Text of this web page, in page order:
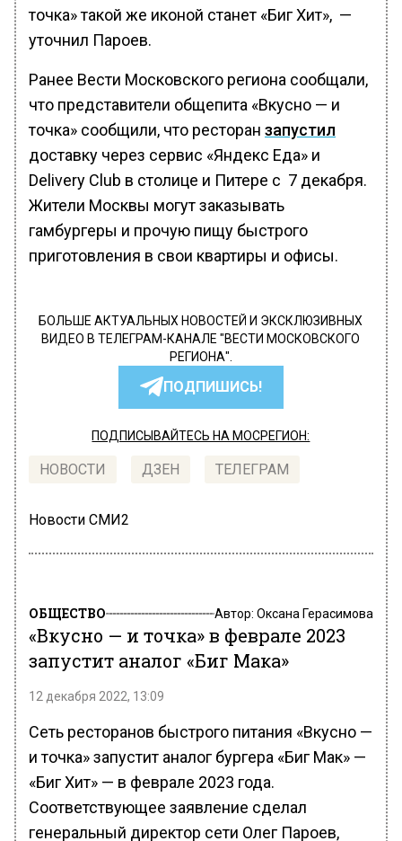
точка» такой же иконой станет «Биг Хит», —
уточнил Пароев.
Ранее Вести Московского региона сообщали,
что представители общепита «Вкусно — и
точка» сообщили, что ресторан запустил
доставку через сервис «Яндекс Еда» и
Delivery Club в столице и Питере с 7 декабря.
Жители Москвы могут заказывать
гамбургеры и прочую пищу быстрого
приготовления в свои квартиры и офисы.
БОЛЬШЕ АКТУАЛЬНЫХ НОВОСТЕЙ И ЭКСКЛЮЗИВНЫХ
ВИДЕО В ТЕЛЕГРАМ-КАНАЛЕ "ВЕСТИ МОСКОВСКОГО
РЕГИОНА".
ПОДПИШИСЬ!
ПОДПИСЫВАЙТЕСЬ НА МОСРЕГИОН:
НОВОСТИ ДЗЕН ТЕЛЕГРАМ
Новости СМИ2
ОБЩЕСТВО Автор: Оксана Герасимова
«Вкусно — и точка» в феврале 2023
запустит аналог «Биг Мака»
12 декабря 2022, 13:09
Сеть ресторанов быстрого питания «Вкусно —
и точка» запустит аналог бургера «Биг Мак» —
«Биг Хит» — в феврале 2023 года.
Соответствующее заявление сделал
генеральный директор сети Олег Пароев,